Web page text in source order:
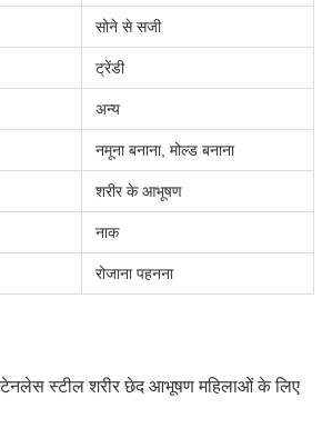
सोने से सजी
ट्रेंडी
अन्य
नमूना बनाना, मोल्ड बनाना
शरीर के आभूषण
नाक
रोजाना पहनना
स्टील शरीर छेद आभूषण महिलाओं के लिए